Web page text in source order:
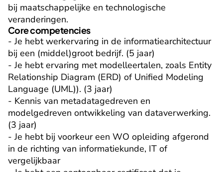
bij maatschappelijke en technologische
veranderingen.
Core competencies
- Je hebt werkervaring in de informatiearchitectuur
bij een (middel)groot bedrijf. (5 jaar)
- Je hebt ervaring met modelleertalen, zoals Entity
Relationship Diagram (ERD) of Unified Modeling
Language (UML)). (3 jaar)
- Kennis van metadatagedreven en
modelgedreven ontwikkeling van dataverwerking.
(3 jaar)
- Je hebt bij voorkeur een WO opleiding afgerond
in de richting van informatiekunde, IT of
vergelijkbaar